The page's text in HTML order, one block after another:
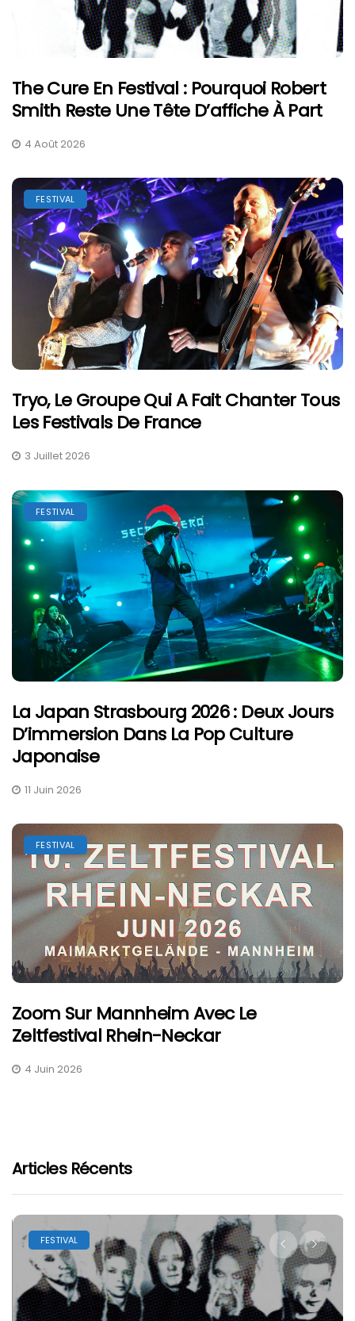
The Cure En Festival : Pourquoi Robert
Smith Reste Une Tête D’affiche À Part
4 Août 2026
FESTIVAL
Tryo, Le Groupe Qui A Fait Chanter Tous
Les Festivals De France
3 Juillet 2026
FESTIVAL
La Japan Strasbourg 2026 : Deux Jours
D’immersion Dans La Pop Culture
Japonaise
11 Juin 2026
FESTIVAL
Zoom Sur Mannheim Avec Le
Zeltfestival Rhein-Neckar
4 Juin 2026
Articles Récents
FESTIVAL